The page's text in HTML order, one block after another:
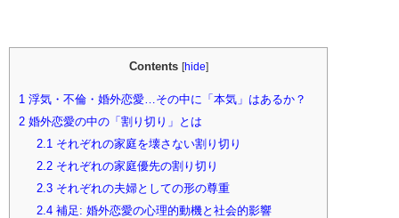
Contents [hide]
1 浮気・不倫・婚外恋愛…その中に「本気」はあるか？
2 婚外恋愛の中の「割り切り」とは
2.1 それぞれの家庭を壊さない割り切り
2.2それぞれの家庭優先の割り切り
2.3それぞれの夫婦としての形の尊重
2.4補足: 婚外恋愛の心理的動機と社会的影響